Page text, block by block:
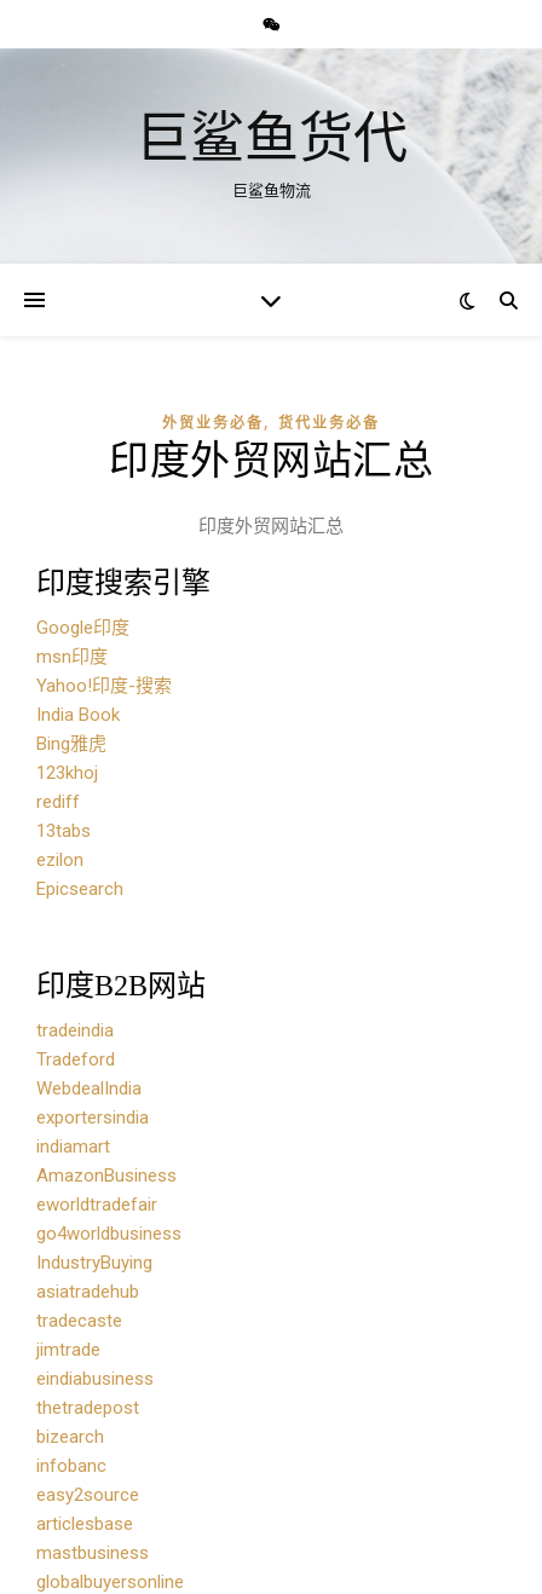
巨鲨鱼货代
巨鲨鱼物流
外贸业务必备, 货代业务必备
印度外贸网站汇总
印度外贸网站汇总
印度搜索引擎
Google印度
msn印度
Yahoo!印度-搜索
India Book
Bing雅虎
123khoj
rediff
13tabs
ezilon
Epicsearch
印度B2B网站
tradeindia
Tradeford
WebdealIndia
exportersindia
indiamart
AmazonBusiness
eworldtradefair
go4worldbusiness
IndustryBuying
asiatradehub
tradecaste
jimtrade
eindiabusiness
thetradepost
bizearch
infobanc
easy2source
articlesbase
mastbusiness
globalbuyersonline